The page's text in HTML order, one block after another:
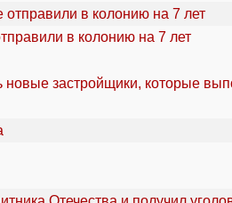
в колонию на 7 лет
застройщики, которые